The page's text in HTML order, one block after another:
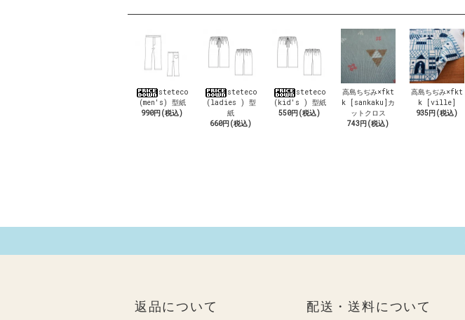
steteco
(men's) 型紙
990円(税込)
steteco
(ladies ) 型
紙
660円(税込)
steteco
(kid's ) 型紙
550円(税込)
高島ちぢみ×fkt
k [sankaku]カ
ットクロス
743円(税込)
高島ちぢみ×fkt
k [ville]
935円(税込)
返品について 配送・送料について